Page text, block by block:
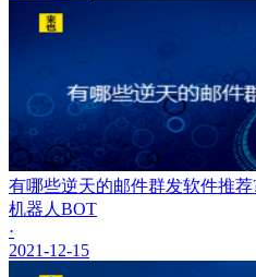
有哪些逆天的邮件群发软件推荐
机器人BOT
·
2021-12-15